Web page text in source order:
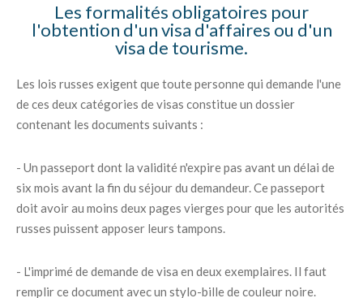
Les formalités obligatoires pour
l'obtention d'un visa d'affaires ou d'un
visa de tourisme.
Les lois russes exigent que toute personne qui demande l'une
de ces deux catégories de visas constitue un dossier
contenant les documents suivants :
- Un passeport dont la validité n'expire pas avant un délai de
six mois avant la fin du séjour du demandeur. Ce passeport
doit avoir au moins deux pages vierges pour que les autorités
russes puissent apposer leurs tampons.
- L'imprimé de demande de visa en deux exemplaires. Il faut
remplir ce document avec un stylo-bille de couleur noire.